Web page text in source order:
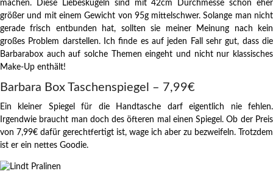
machen. Diese Liebeskugeln sind mit 42cm Durchmesse schon eher
größer und mit einem Gewicht von 95g mittelschwer. Solange man nicht
gerade frisch entbunden hat, sollten sie meiner Meinung nach kein
großes Problem darstellen. Ich finde es auf jeden Fall sehr gut, dass die
Barbarabox auch auf solche Themen eingeht und nicht nur klassisches
Make-Up enthält!
Barbara Box Taschenspiegel – 7,99€
Ein kleiner Spiegel für die Handtasche darf eigentlich nie fehlen.
Irgendwie braucht man doch des öfteren mal einen Spiegel. Ob der Preis
von 7,99€ dafür gerechtfertigt ist, wage ich aber zu bezweifeln. Trotzdem
ist er ein nettes Goodie.